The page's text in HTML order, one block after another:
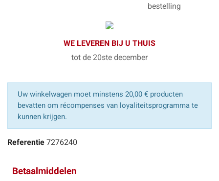
bestelling
WE LEVEREN BIJ U THUIS
tot de 20ste december
Uw winkelwagen moet minstens 20,00 € producten
bevatten om récompenses van loyaliteitsprogramma te
kunnen krijgen.
Referentie 7276240
Betaalmiddelen